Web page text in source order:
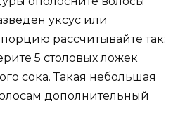
уксус или
рассчитывайте так:
5 столовых ложек
сока. Такая небольшая
дополнительный